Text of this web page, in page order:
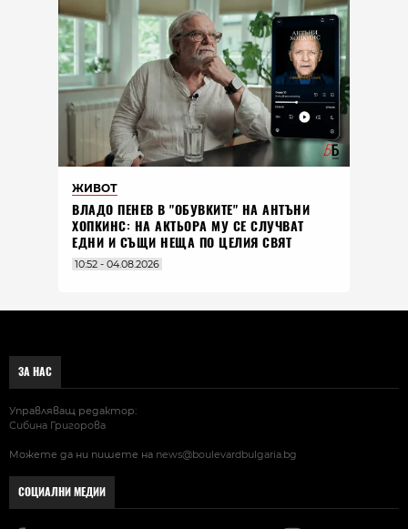
ЖИВОТ
ВЛАДO ПЕНЕВ В "ОБУВКИТЕ" НА АНТЪНИ
ХОПКИНС: НА АКТЬОРА МУ СЕ СЛУЧВАТ
ЕДНИ И СЪЩИ НЕЩА ПО ЦЕЛИЯ СВЯТ
10:52 - 04.08.2026
ЗА НАС
Управляващ редактор:
Сибина Григорова
Можете да ни пишете на news@boulevardbulgaria.bg
СОЦИАЛНИ МЕДИИ